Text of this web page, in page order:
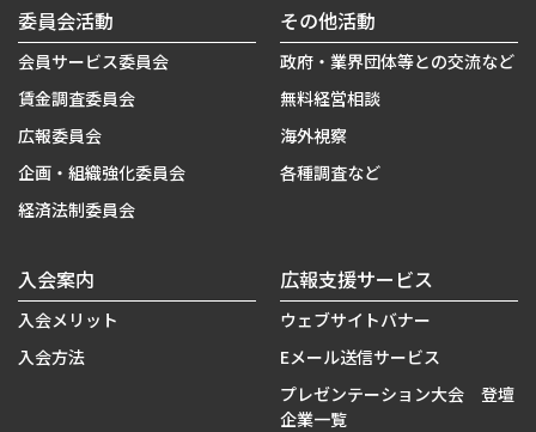
委員会活動
会員サービス委員会
賃金調査委員会
広報委員会
企画・組織強化委員会
経済法制委員会
その他活動
政府・業界団体等との交流など
無料経営相談
海外視察
各種調査など
入会案内
入会メリット
入会方法
広報支援サービス
ウェブサイトバナー
Eメール送信サービス
プレゼンテーション大会 登壇
企業一覧